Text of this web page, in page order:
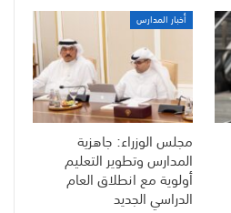
أخبار المدارس
مجلس الوزراء: جاهزية
المدارس وتطوير التعليم
أولوية مع انطلاق العام
الدراسي الجديد